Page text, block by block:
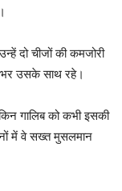
दो चीजों की कमजोरी
भर उसके साथ रहे।
गालिब को कभी इसकी
में वे सख्त मुसलमान